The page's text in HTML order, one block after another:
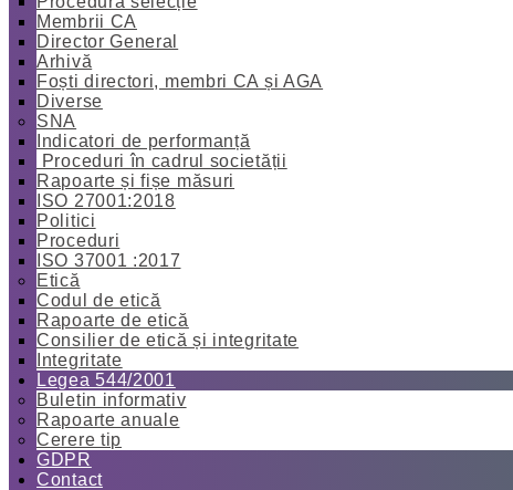
Membrii CA
Director General
Arhivă
Foști directori, membri CA și AGA
Diverse
SNA
Indicatori de performanță
Proceduri în cadrul societății
Rapoarte și fișe măsuri
ISO 27001:2018
Politici
Proceduri
ISO 37001 :2017
Etică
Codul de etică
Rapoarte de etică
Consilier de etică și integritate
Integritate
Legea 544/2001
Buletin informativ
Rapoarte anuale
Cerere tip
GDPR
Contact